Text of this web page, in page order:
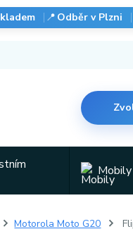
📍 Odběr v Plzni
Mobily
Motorola Moto G20